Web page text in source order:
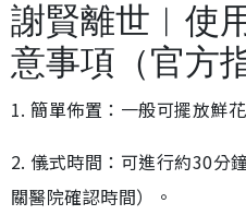
謝賢離世︱使
意事項（官方
1. 簡單佈置：一般可擺放鮮
2. 儀式時間：可進行約30分
關醫院確認時間）。